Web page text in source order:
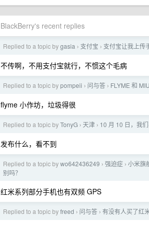
BlackBerry's recent replies
Replied to a topic bygasia › 支付宝 › 支付宝让我上传
不传啊，不用支付宝就行，不惯这个毛病
Replied to a topic bypompeii › 问与答 › FLYME 和
flyme 小作坊，垃圾得很
Replied to a topic byTonyG › 天津 › 10 月 10 日，我
发布什么，看不到
Replied to a topic bywo642436249 › 强迫症 › 小米旗
别吗？
红米系列部分手机也有双频 GPS
Replied to a topic byfreed › 问与答 › 有没有人买了红